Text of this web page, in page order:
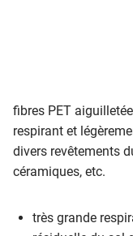
fibres PET
respirant et
divers revêtements
céramiques, etc.
très grande